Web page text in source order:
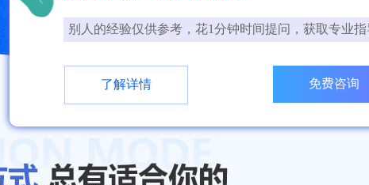
别人的经验仅供参考，花1分钟时间提问，获取专业指
了解详情 免费咨询